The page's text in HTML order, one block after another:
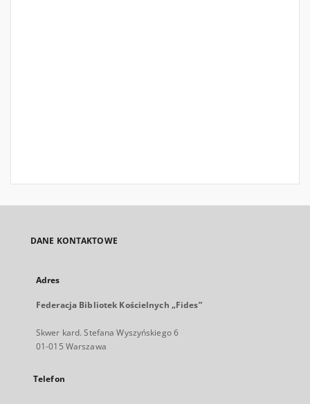
DANE KONTAKTOWE
Adres
Federacja Bibliotek Kościelnych „Fides”
Skwer kard. Stefana Wyszyńskiego 6
01-015 Warszawa
Telefon